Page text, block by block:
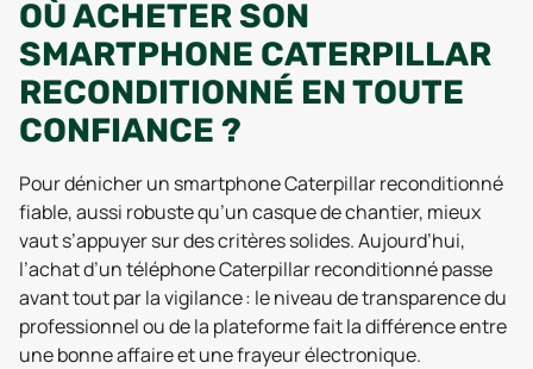
OÙ ACHETER SON
SMARTPHONE CATERPILLAR
RECONDITIONNÉ EN TOUTE
CONFIANCE ?
Pour dénicher un smartphone Caterpillar reconditionné
fiable, aussi robuste qu’un casque de chantier, mieux
vaut s’appuyer sur des critères solides. Aujourd’hui,
l’achat d’un téléphone Caterpillar reconditionné passe
avant tout par la vigilance : le niveau de transparence du
professionnel ou de la plateforme fait la différence entre
une bonne affaire et une frayeur électronique.